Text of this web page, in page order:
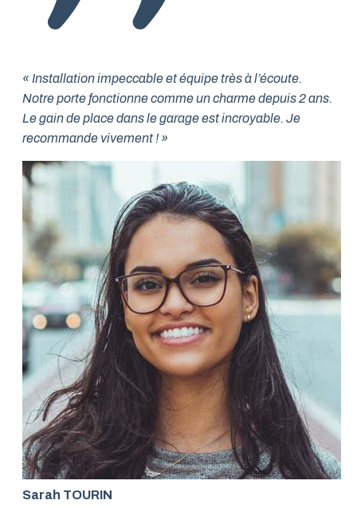
« Installation impeccable et équipe très à l’écoute.
Notre porte fonctionne comme un charme depuis 2 ans.
Le gain de place dans le garage est incroyable. Je
recommande vivement ! »
Sarah TOURIN